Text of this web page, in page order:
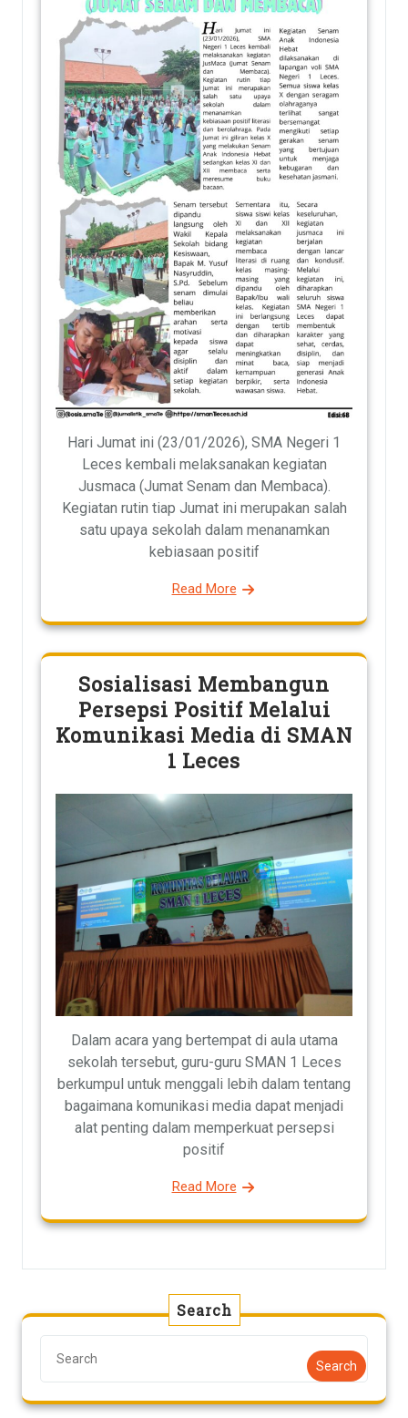
Hari Jumat ini (23/01/2026), SMA Negeri 1
Leces kembali melaksanakan kegiatan
Jusmaca (Jumat Senam dan Membaca).
Kegiatan rutin tiap Jumat ini merupakan salah
satu upaya sekolah dalam menanamkan
kebiasaan positif
Read More
Sosialisasi Membangun
Persepsi Positif Melalui
Komunikasi Media di SMAN
1 Leces
Dalam acara yang bertempat di aula utama
sekolah tersebut, guru-guru SMAN 1 Leces
berkumpul untuk menggali lebih dalam tentang
bagaimana komunikasi media dapat menjadi
alat penting dalam memperkuat persepsi
positif
Read More
Search
Search